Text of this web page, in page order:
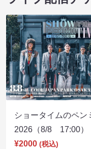
ショータイムのペン
2026（8/8 17:00）
¥2000 (税込)